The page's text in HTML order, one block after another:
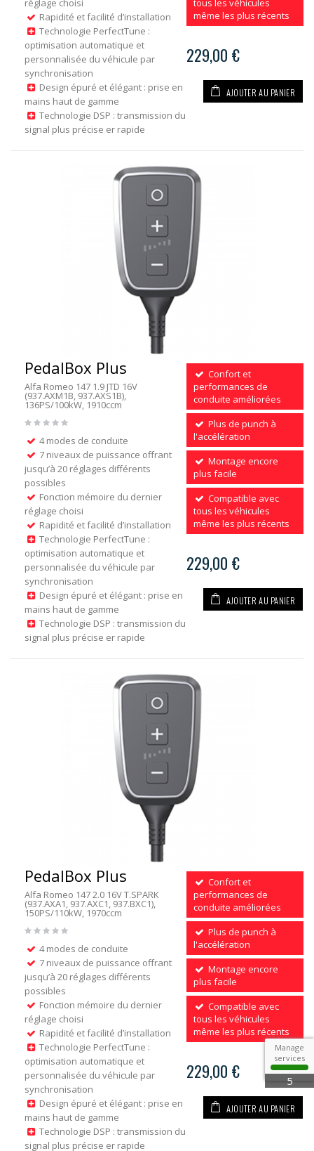
réglage choisi
Rapidité et facilité d’installation
Technologie PerfectTune :
optimisation automatique et
personnalisée du véhicule par
synchronisation
Design épuré et élégant : prise en
mains haut de gamme
Technologie DSP : transmission du
signal plus précise er rapide
tous les véhicules
même les plus récents
229,00 €
AJOUTER AU PANIER
PedalBox Plus
Alfa Romeo 147 1.9 JTD 16V
(937.AXM1B, 937.AXS1B),
136PS/100kW, 1910ccm
4 modes de conduite
7 niveaux de puissance offrant
jusqu’à 20 réglages différents
possibles
Fonction mémoire du dernier
réglage choisi
Rapidité et facilité d’installation
Technologie PerfectTune :
optimisation automatique et
personnalisée du véhicule par
synchronisation
Design épuré et élégant : prise en
mains haut de gamme
Technologie DSP : transmission du
signal plus précise er rapide
Confort et
performances de
conduite améliorées
Plus de punch à
l'accélération
Montage encore
plus facile
Compatible avec
tous les véhicules
même les plus récents
229,00 €
AJOUTER AU PANIER
PedalBox Plus
Alfa Romeo 147 2.0 16V T.SPARK
(937.AXA1, 937.AXC1, 937.BXC1),
150PS/110kW, 1970ccm
4 modes de conduite
7 niveaux de puissance offrant
jusqu’à 20 réglages différents
possibles
Fonction mémoire du dernier
réglage choisi
Rapidité et facilité d’installation
Technologie PerfectTune :
optimisation automatique et
personnalisée du véhicule par
synchronisation
Design épuré et élégant : prise en
mains haut de gamme
Technologie DSP : transmission du
signal plus précise er rapide
Confort et
performances de
conduite améliorées
Plus de punch à
l'accélération
Montage encore
plus facile
Compatible avec
tous les véhicules
même les plus récents
229,00 €
AJOUTER AU PANIER
Manage
services
5